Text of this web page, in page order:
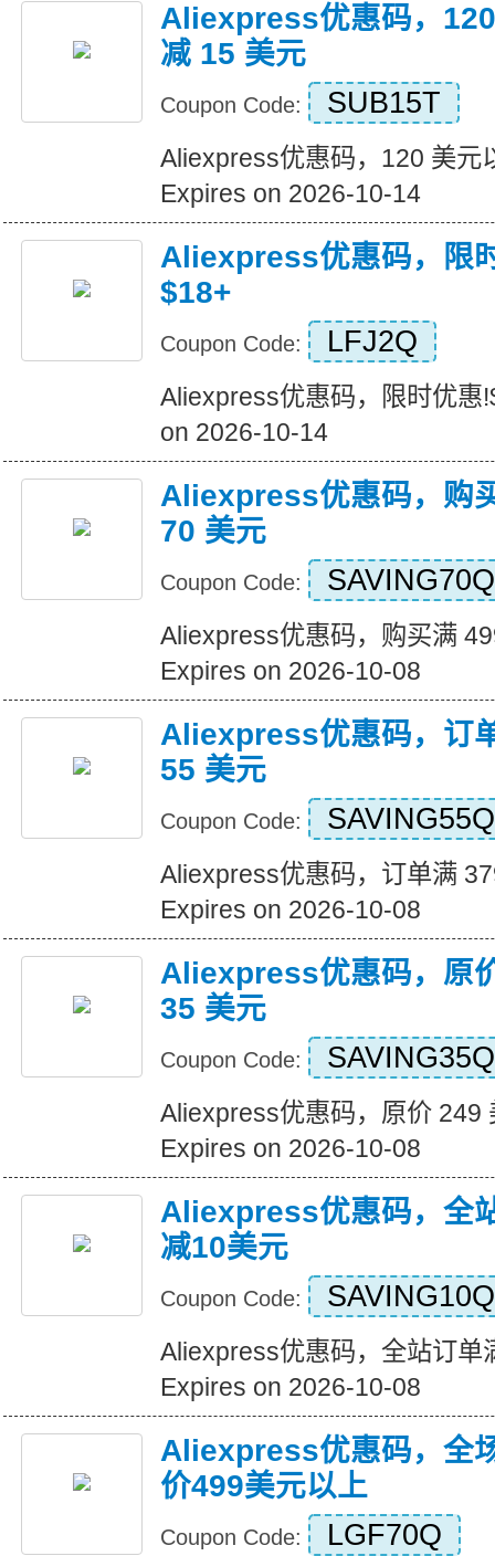
Aliexpress优惠码，
减 15 美元
Coupon Code: SUB15T
Aliexpress优惠码，120 美元
Expires on 2026-10-14
Aliexpress优惠码，限
$18+
Coupon Code: LFJ2Q
Aliexpress优惠码，限时优惠
on 2026-10-14
Aliexpress优惠码，购
70 美元
Coupon Code: SAVING70Q
Aliexpress优惠码，购买满
Expires on 2026-10-08
Aliexpress优惠码，订
55 美元
Coupon Code: SAVING55Q
Aliexpress优惠码，订单满
Expires on 2026-10-08
Aliexpress优惠码，原
35 美元
Coupon Code: SAVING35Q
Aliexpress优惠码，原价 249
Expires on 2026-10-08
Aliexpress优惠码，全
减10美元
Coupon Code: SAVING10Q
Aliexpress优惠码，全站订单
Expires on 2026-10-08
Aliexpress优惠码，全
价499美元以上
Coupon Code: LGF70Q